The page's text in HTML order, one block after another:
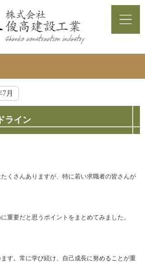
7月
ライン
くさんありますが、特に若い求職者の皆さんが
重要だと思うポイントをまとめてみました。
す。常に学び続け、自己成長に努めることが重